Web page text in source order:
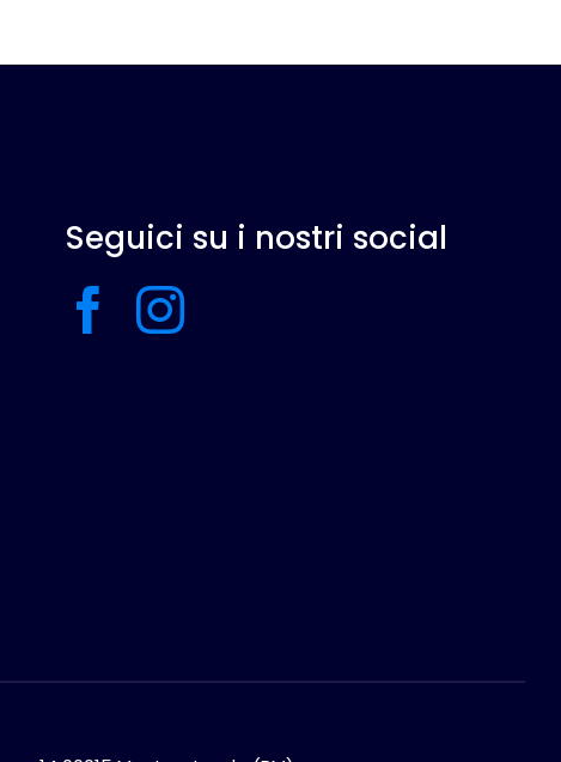
Seguici su i nostri social